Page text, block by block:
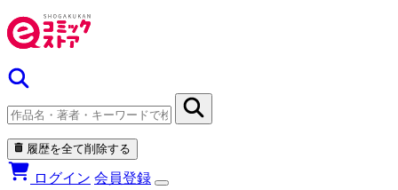
履歴を全て削除する
ログイン 会員登録